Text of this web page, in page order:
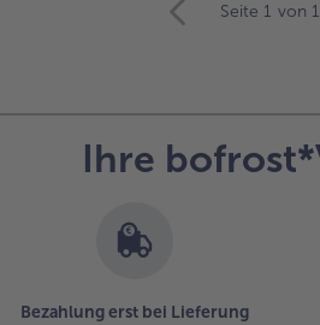
Es
befinden
Seite 1 von 1
Ihre
Bezahlung erst bei Lieferung